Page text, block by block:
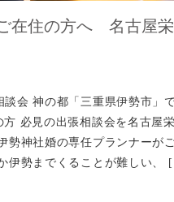
在住の方へ 名古屋
会 神の都「三重県伊勢市」
方 必見の出張相談会を名古屋
勢神社婚の専任プランナーが
伊勢までくることが難しい、